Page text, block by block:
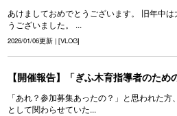
あけましておめでとうございます。 旧年中
うございました。 ...
2026/01/06更新 |[VLOG]
【開催報告】「ぎふ木育指導者のため
「あれ？参加募集あったの？」と思われた
として関わらせていた...